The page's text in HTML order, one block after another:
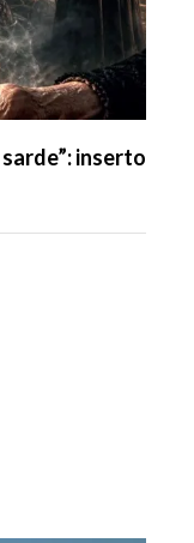
inserto